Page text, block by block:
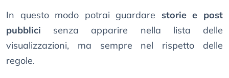
In questo modo potrai guardare storie e post
pubblici senza apparire nella lista delle
visualizzazioni, ma sempre nel rispetto delle
regole.